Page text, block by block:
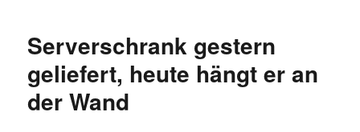
Serverschrank gestern
geliefert, heute hängt er an
der Wand